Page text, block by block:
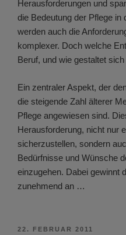
Herausforderungen und
die Bedeutung der Pflege
werden auch die
komplexer. Doch welche
Beruf, und wie gestaltet
Ein zentraler Aspekt, der
die steigende Zahl älterer
Pflege angewiesen sind.
Herausforderung, nicht nur
sicherzustellen, sondern
Bedürfnisse und Wünsche
einzugehen. Dabei gewinnt
zunehmend an …
VERÖFFENTLICHT
22. FEBRUAR 2011